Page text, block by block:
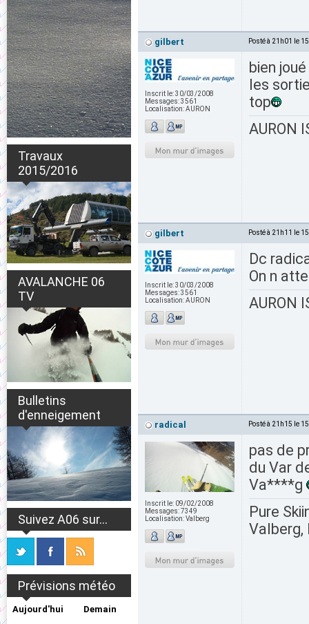
Travaux
2015/2016
AVALANCHE 06
TV
Bulletins
d'enneigement
Suivez A06 sur...
Prévisions météo
Aujourd'hui Demain
gilbert Posté à 21h01 le
Inscrit le:30/03/2008
Messages:3561
Localisation:AURON
bien
les
top
AURON
gilbert Posté à 21h11 le
Inscrit le:30/03/2008
Messages:3561
Localisation:AURON
Dc
On n
AURON
radical Posté à 21h15 le
Inscrit le: 09/02/2008
Messages:7349
Localisation:Valberg
pas de
du Var
Va****g
Pure
Valberg,